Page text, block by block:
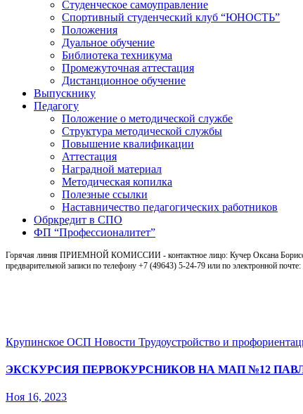
Студенческое самоуправление
Спортивный студенческий клуб “ЮНОСТЬ”
Положения
Дуальное обучение
Библиотека техникума
Промежуточная аттестация
Дистанционное обучение
Выпускнику
Педагогу
Положение о методической службе
Структура методической службы
Повышение квалификации
Аттестация
Наградной материал
Методическая копилка
Полезные ссылки
Наставничество педагогических работников
Обркредит в СПО
ФП “Профессионалитет”
Горячая линия ПРИЕМНОЙ КОМИССИИ - контактное лицо: Кучер Оксана
предварительной записи по телефону +7 (49643) 5-24-79 или по электронной
Крупинское ОСП Новости Трудоустройство и
ЭКСКУРСИЯ ПЕРВОКУРСНИКОВ НА МАП №12
Ноя 16, 2023